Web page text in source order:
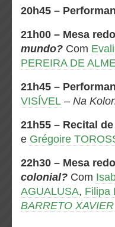
20h45 –
21h00 – Mesa
mundo? Com
PEREIRA DE
21h45 –
VISÍVEL – Na
21h55 – Recital
e Grégoire
22h30 – Mesa
colonial? Com
AGUALUSA, Filipa
BARRETO XAVIER